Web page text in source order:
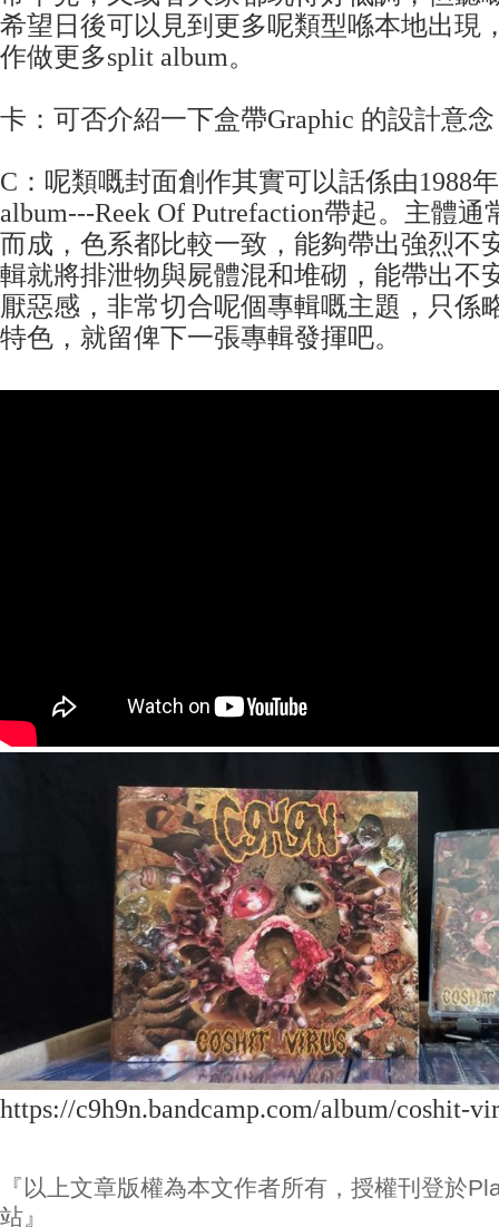
希望日後可以見到更多呢類型喺本地出現
作做更多split album。
卡：可否介紹一下盒帶Graphic 的設計意
C：呢類嘅封面創作其實可以話係由1988
album---Reek Of Putrefaction帶起。主體
而成，色系都比較一致，能夠帶出強烈不
輯就將排泄物與屍體混和堆砌，能帶出不
厭惡感，非常切合呢個專輯嘅主題，只係
特色，就留俾下一張專輯發揮吧。
https://c9h9n.bandcamp.com/album/coshit-
『以上文章版權為本文作者所有，授權刊登於
站』